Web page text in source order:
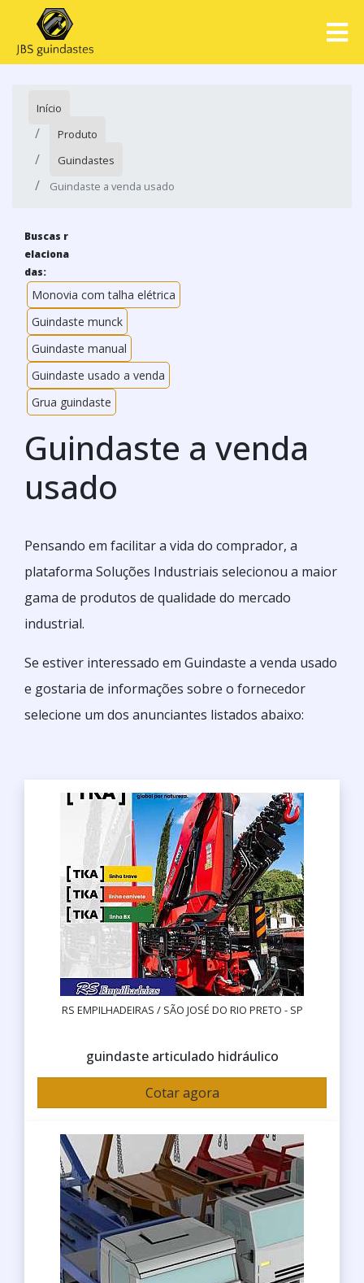
Início
Produto
Guindastes
Guindaste a venda usado
Buscas r
elaciona
das:
Monovia com talha elétrica
Guindaste munck
Guindaste manual
Guindaste usado a venda
Grua guindaste
Guindaste a venda
usado
Pensando em facilitar a vida do comprador, a
plataforma Soluções Industriais selecionou a maior
gama de produtos de qualidade do mercado
industrial.
Se estiver interessado em Guindaste a venda usado
e gostaria de informações sobre o fornecedor
selecione um dos anunciantes listados abaixo:
RS EMPILHADEIRAS / SÃO JOSÉ DO RIO PRETO - SP
guindaste articulado hidráulico
Cotar agora